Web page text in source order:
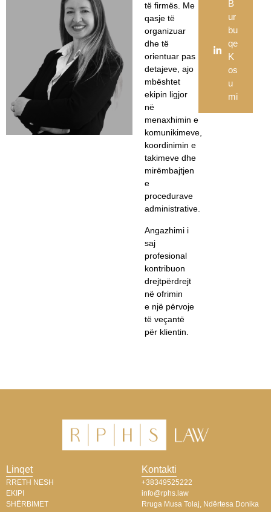
të firmës. Me
qasje të
organizuar
dhe të
orientuar pas
detajeve, ajo
mbështet
ekipin ligjor
në
menaxhimin e
komunikimeve,
koordinimin e
takimeve dhe
mirëmbajtjen
e
procedurave
administrative.
Angazhimi i
saj
profesional
kontribuon
drejtpërdrejt
në ofrimin
e një përvoje
të veçantë
për klientin.
B
ur
bu
qe
K
os
u
mi
Linqet
RRETH NESH
EKIPI
SHËRBIMET
Kontakti
+38349525222
info@rphs.law
Rruga Musa Tolaj, Ndërtesa Donika